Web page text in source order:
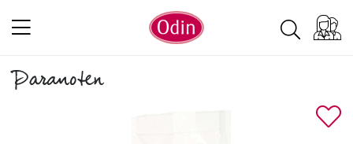
Paranoten